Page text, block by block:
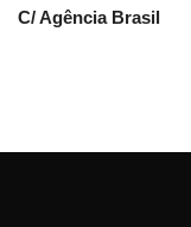
C/ Agência Brasil